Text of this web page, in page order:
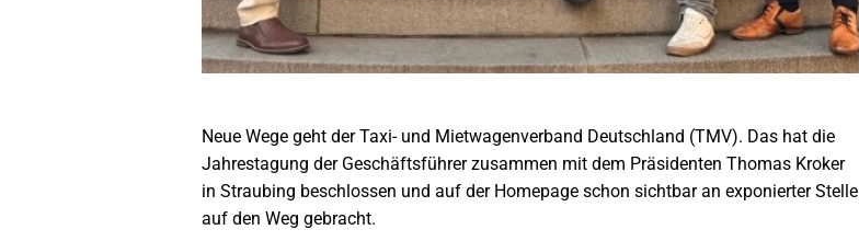
Neue Wege geht der Taxi- und Mietwagenverband Deutschland (TMV). Das hat die
Jahrestagung der Geschäftsführer zusammen mit dem Präsidenten Thomas Kroker
in Straubing beschlossen und auf der Homepage schon sichtbar an exponierter Stelle
auf den Weg gebracht.